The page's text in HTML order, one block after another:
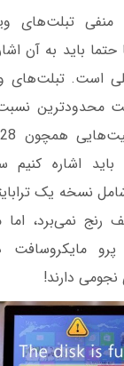
منفی تبلت‌های
باید به آن
است. تبلت‌های
محدودترین
نسخه یک
رنج نمی‌برد، اما
مایکروسافت
دارند!